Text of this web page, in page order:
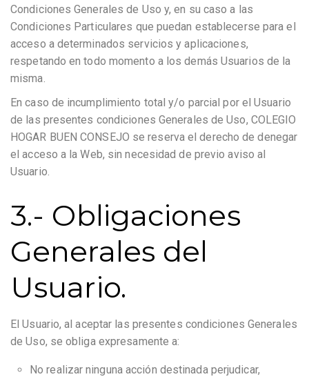
Condiciones Generales de Uso y, en su caso a las
Condiciones Particulares que puedan establecerse para el
acceso a determinados servicios y aplicaciones,
respetando en todo momento a los demás Usuarios de la
misma.
En caso de incumplimiento total y/o parcial por el Usuario
de las presentes condiciones Generales de Uso, COLEGIO
HOGAR BUEN CONSEJO se reserva el derecho de denegar
el acceso a la Web, sin necesidad de previo aviso al
Usuario.
3.- Obligaciones
Generales del
Usuario.
El Usuario, al aceptar las presentes condiciones Generales
de Uso, se obliga expresamente a:
No realizar ninguna acción destinada perjudicar,